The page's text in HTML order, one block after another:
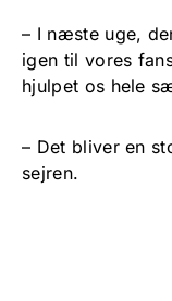
– I næste uge,
igen til vores
hjulpet os hele
– Det bliver en
sejren.